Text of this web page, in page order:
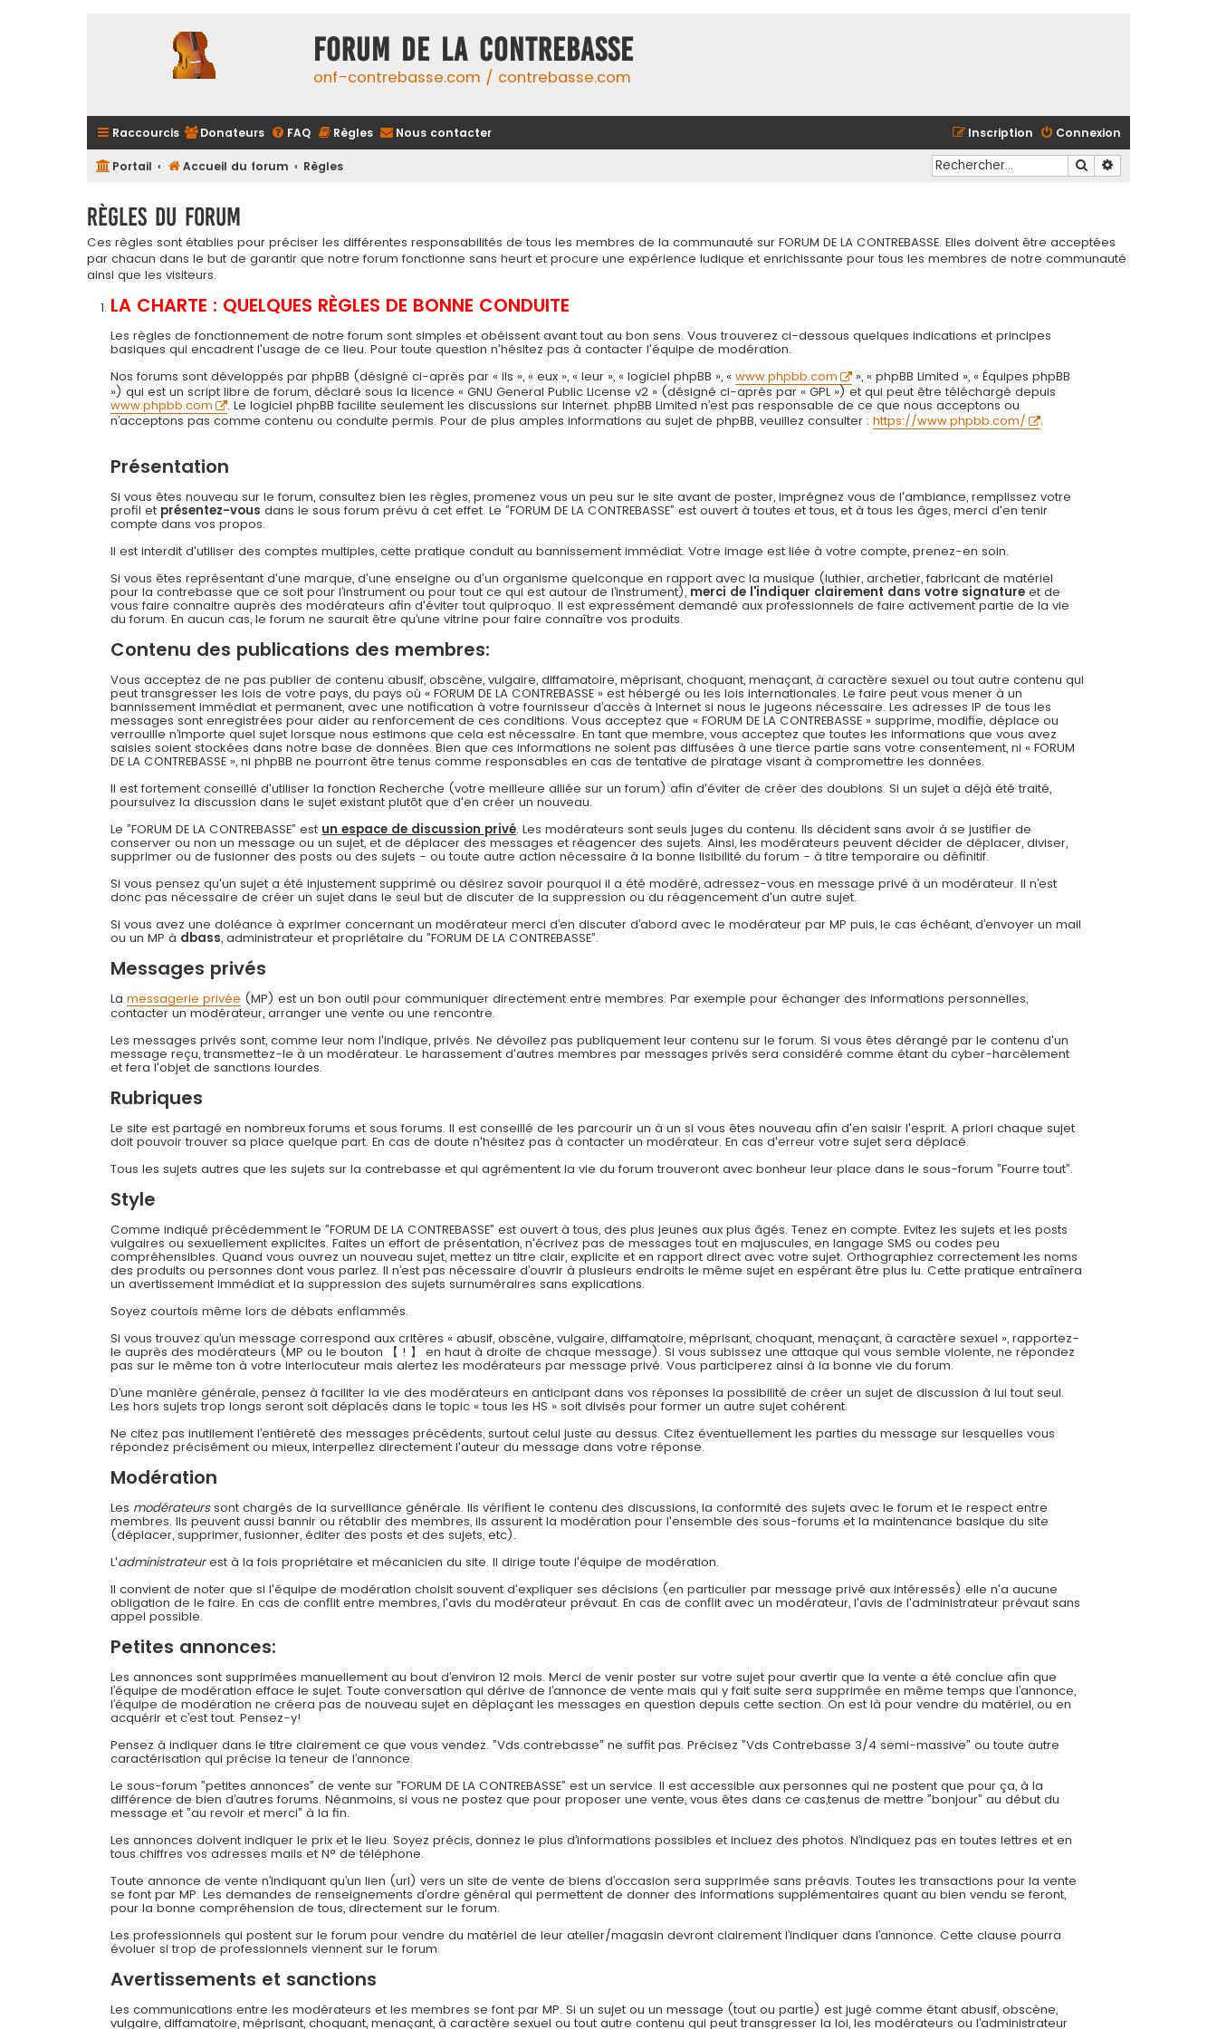
FORUM DE LA CONTREBASSE
onf-contrebasse.com / contrebasse.com
Raccourcis Donateurs FAQ Règles Nous contacter Connexion
Inscription
Portail Accueil du forum Règles Rechercher
Règles du forum
Ces règles sont établies pour préciser les différentes responsabilités de tous les membres de la communauté sur FORUM DE LA CONTREBASSE. Elles doivent être acceptées
par chacun dans le but de garantir que notre forum fonctionne sans heurt et procure une expérience ludique et enrichissante pour tous les membres de notre communauté
ainsi que les visiteurs.
LA CHARTE : QUELQUES RÈGLES DE BONNE CONDUITE
Les règles de fonctionnement de notre forum sont simples et obéissent avant tout au bon sens. Vous trouverez ci-dessous quelques indications et principes
basiques qui encadrent l'usage de ce lieu. Pour toute question n'hésitez pas à contacter l'équipe de modération.
Nos forums sont développés par phpBB (désigné ci-après par « ils », « eux », « leur », « logiciel phpBB », «www.phpbb.com
», « phpBB Limited », « Équipes phpBB
») qui est un script libre de forum, déclaré sous la licence « GNU General Public License v2 » (désigné ci-après par « GPL ») et qui peut être téléchargé depuis
www.phpbb.com
. Le logiciel phpBB facilite seulement les discussions sur Internet. phpBB Limited n’est pas responsable de ce que nous acceptons ou
n’acceptons pas comme contenu ou conduite permis. Pour de plus amples informations au sujet de phpBB, veuillez consulter :https://www.phpbb.com/ .
Présentation
Si vous êtes nouveau sur le forum, consultez bien les règles, promenez vous un peu sur le site avant de poster, imprégnez vous de l'ambiance, remplissez votre
profil et présentez-vous dans le sous forum prévu à cet effet. Le ”FORUM DE LA CONTREBASSE” est ouvert à toutes et tous, et à tous les âges, merci d'en tenir
compte dans vos propos.
Il est interdit d'utiliser des comptes multiples, cette pratique conduit au bannissement immédiat. Votre image est liée à votre compte, prenez-en soin.
Si vous êtes représentant d'une marque, d'une enseigne ou d'un organisme quelconque en rapport avec la musique (luthier, archetier, fabricant de matériel
pour la contrebasse que ce soit pour l’instrument ou pour tout ce qui est autour de l’instrument), merci de l'indiquer clairement dans votre signature et de
vous faire connaitre auprès des modérateurs afin d'éviter tout quiproquo. Il est expressément demandé aux professionnels de faire activement partie de la vie
du forum. En aucun cas, le forum ne saurait être qu’une vitrine pour faire connaître vos produits.
Contenu des publications des membres:
Vous acceptez de ne pas publier de contenu abusif, obscène, vulgaire, diffamatoire, méprisant, choquant, menaçant, à caractère sexuel ou tout autre contenu qui
peut transgresser les lois de votre pays, du pays où « FORUM DE LA CONTREBASSE » est hébergé ou les lois internationales. Le faire peut vous mener à un
bannissement immédiat et permanent, avec une notification à votre fournisseur d’accès à Internet si nous le jugeons nécessaire. Les adresses IP de tous les
messages sont enregistrées pour aider au renforcement de ces conditions. Vous acceptez que « FORUM DE LA CONTREBASSE » supprime, modifie, déplace ou
verrouille n’importe quel sujet lorsque nous estimons que cela est nécessaire. En tant que membre, vous acceptez que toutes les informations que vous avez
saisies soient stockées dans notre base de données. Bien que ces informations ne soient pas diffusées à une tierce partie sans votre consentement, ni « FORUM
DE LA CONTREBASSE », ni phpBB ne pourront être tenus comme responsables en cas de tentative de piratage visant à compromettre les données.
Il est fortement conseillé d'utiliser la fonction Recherche (votre meilleure alliée sur un forum) afin d'éviter de créer des doublons. Si un sujet a déjà été traité,
poursuivez la discussion dans le sujet existant plutôt que d'en créer un nouveau.
Le ”FORUM DE LA CONTREBASSE” est un espace de discussion privé. Les modérateurs sont seuls juges du contenu. Ils décident sans avoir à se justifier de
conserver ou non un message ou un sujet, et de déplacer des messages et réagencer des sujets. Ainsi, les modérateurs peuvent décider de déplacer, diviser,
supprimer ou de fusionner des posts ou des sujets - ou toute autre action nécessaire à la bonne lisibilité du forum - à titre temporaire ou définitif.
Si vous pensez qu'un sujet a été injustement supprimé ou désirez savoir pourquoi il a été modéré, adressez-vous en message privé à un modérateur. Il n’est
donc pas nécessaire de créer un sujet dans le seul but de discuter de la suppression ou du réagencement d'un autre sujet.
Si vous avez une doléance à exprimer concernant un modérateur merci d’en discuter d’abord avec le modérateur par MP puis, le cas échéant, d’envoyer un mail
ou un MP à dbass, administrateur et propriétaire du ”FORUM DE LA CONTREBASSE”.
Messages privés
Lamessagerie privée (MP) est un bon outil pour communiquer directement entre membres. Par exemple pour échanger des informations personnelles,
contacter un modérateur, arranger une vente ou une rencontre.
Les messages privés sont, comme leur nom l'indique, privés. Ne dévoilez pas publiquement leur contenu sur le forum. Si vous êtes dérangé par le contenu d'un
message reçu, transmettez-le à un modérateur. Le harassement d'autres membres par messages privés sera considéré comme étant du cyber-harcèlement
et fera l'objet de sanctions lourdes.
Rubriques
Le site est partagé en nombreux forums et sous forums. Il est conseillé de les parcourir un à un si vous êtes nouveau afin d'en saisir l'esprit. A priori chaque sujet
doit pouvoir trouver sa place quelque part. En cas de doute n'hésitez pas à contacter un modérateur. En cas d'erreur votre sujet sera déplacé.
Tous les sujets autres que les sujets sur la contrebasse et qui agrémentent la vie du forum trouveront avec bonheur leur place dans le sous-forum ”Fourre tout”.
Style
Comme indiqué précédemment le ”FORUM DE LA CONTREBASSE” est ouvert à tous, des plus jeunes aux plus âgés. Tenez en compte. Evitez les sujets et les posts
vulgaires ou sexuellement explicites. Faites un effort de présentation, n'écrivez pas de messages tout en majuscules, en langage SMS ou codes peu
compréhensibles. Quand vous ouvrez un nouveau sujet, mettez un titre clair, explicite et en rapport direct avec votre sujet. Orthographiez correctement les noms
des produits ou personnes dont vous parlez. Il n’est pas nécessaire d’ouvrir à plusieurs endroits le même sujet en espérant être plus lu. Cette pratique entraînera
un avertissement immédiat et la suppression des sujets surnuméraires sans explications.
Soyez courtois même lors de débats enflammés.
Si vous trouvez qu’un message correspond aux critères « abusif, obscène, vulgaire, diffamatoire, méprisant, choquant, menaçant, à caractère sexuel », rapportez-
le auprès des modérateurs (MP ou le bouton 【 ! 】 en haut à droite de chaque message). Si vous subissez une attaque qui vous semble violente, ne répondez
pas sur le même ton à votre interlocuteur mais alertez les modérateurs par message privé. Vous participerez ainsi à la bonne vie du forum.
D’une manière générale, pensez à faciliter la vie des modérateurs en anticipant dans vos réponses la possibilité de créer un sujet de discussion à lui tout seul.
Les hors sujets trop longs seront soit déplacés dans le topic « tous les HS » soit divisés pour former un autre sujet cohérent.
Ne citez pas inutilement l’entièreté des messages précédents, surtout celui juste au dessus. Citez éventuellement les parties du message sur lesquelles vous
répondez précisément ou mieux, interpellez directement l'auteur du message dans votre réponse.
Modération
Les modérateurssont chargés de la surveillance générale. Ils vérifient le contenu des discussions, la conformité des sujets avec le forum et le respect entre
membres. Ils peuvent aussi bannir ou rétablir des membres, ils assurent la modération pour l'ensemble des sous-forums et la maintenance basique du site
(déplacer, supprimer, fusionner, éditer des posts et des sujets, etc).
L'administrateurest à la fois propriétaire et mécanicien du site. Il dirige toute l'équipe de modération.
Il convient de noter que si l'équipe de modération choisit souvent d'expliquer ses décisions (en particulier par message privé aux intéressés) elle n'a aucune
obligation de le faire. En cas de conflit entre membres, l'avis du modérateur prévaut. En cas de conflit avec un modérateur, l'avis de l'administrateur prévaut sans
appel possible.
Petites annonces:
Les annonces sont supprimées manuellement au bout d’environ 12 mois. Merci de venir poster sur votre sujet pour avertir que la vente a été conclue afin que
l’équipe de modération efface le sujet. Toute conversation qui dérive de l’annonce de vente mais qui y fait suite sera supprimée en même temps que l’annonce,
l’équipe de modération ne créera pas de nouveau sujet en déplaçant les messages en question depuis cette section. On est là pour vendre du matériel, ou en
acquérir et c’est tout. Pensez-y!
Pensez à indiquer dans le titre clairement ce que vous vendez. ”Vds contrebasse” ne suffit pas. Précisez ”Vds Contrebasse 3/4 semi-massive” ou toute autre
caractérisation qui précise la teneur de l’annonce.
Le sous-forum ”petites annonces” de vente sur ”FORUM DE LA CONTREBASSE” est un service. Il est accessible aux personnes qui ne postent que pour ça, à la
différence de bien d’autres forums. Néanmoins, si vous ne postez que pour proposer une vente, vous êtes dans ce cas,tenus de mettre ”bonjour” au début du
message et ”au revoir et merci” à la fin.
Les annonces doivent indiquer le prix et le lieu. Soyez précis, donnez le plus d’informations possibles et incluez des photos. N’indiquez pas en toutes lettres et en
tous chiffres vos adresses mails et N° de téléphone.
Toute annonce de vente n’indiquant qu’un lien (url) vers un site de vente de biens d’occasion sera supprimée sans préavis. Toutes les transactions pour la vente
se font par MP. Les demandes de renseignements d’ordre général qui permettent de donner des informations supplémentaires quant au bien vendu se feront,
pour la bonne compréhension de tous, directement sur le forum.
Les professionnels qui postent sur le forum pour vendre du matériel de leur atelier/magasin devront clairement l’indiquer dans l’annonce. Cette clause pourra
évoluer si trop de professionnels viennent sur le forum.
Avertissements et sanctions
Les communications entre les modérateurs et les membres se font par MP. Si un sujet ou un message (tout ou partie) est jugé comme étant abusif, obscène,
vulgaire, diffamatoire, méprisant, choquant, menaçant, à caractère sexuel ou tout autre contenu qui peut transgresser la loi, les modérateurs ou l’administrateur